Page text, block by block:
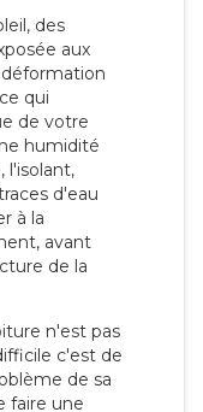
des
aux
déformation
qui
de votre
humidité
l'isolant,
d'eau
à la
avant
de la
n'est pas
c'est de
de sa
faire une